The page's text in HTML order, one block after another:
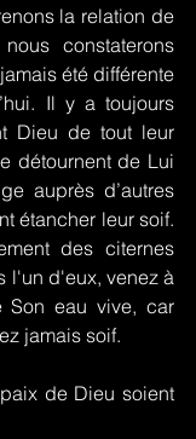
la relation de
constaterons
été différente
Il y a toujours
Dieu de tout leur
détournent de Lui
auprès d’autres
étancher leur soif.
des citernes
l'un d'eux, venez à
Son eau vive, car
jamais soif.
de Dieu soient